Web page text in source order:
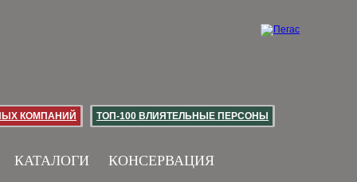
КОМПАНИЙ ТОП-100 ВЛИЯТЕЛЬНЫЕ ПЕРСОНЫ
КАТАЛОГИ КОНСЕРВАЦИЯ